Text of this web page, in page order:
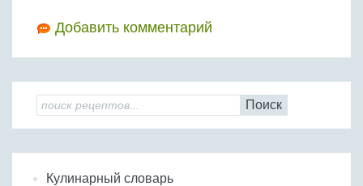
Добавить комментарий
Поиск
Кулинарный словарь